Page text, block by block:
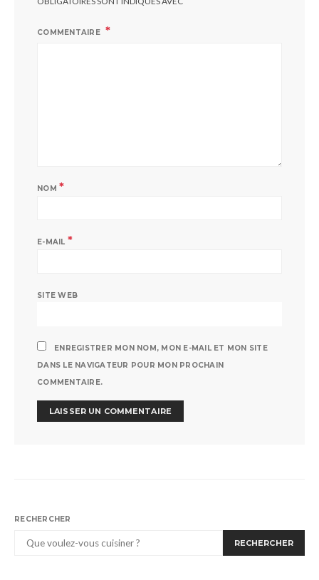
COMMENTAIRE
NOM *
E-MAIL *
SITE WEB
ENREGISTRER MON NOM, MON E-MAIL ET MON SITE
DANS LE NAVIGATEUR POUR MON PROCHAIN
COMMENTAIRE.
RECHERCHER
RECHERCHER